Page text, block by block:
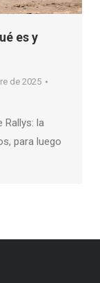
es y
de 2025
Rallys: la
para luego